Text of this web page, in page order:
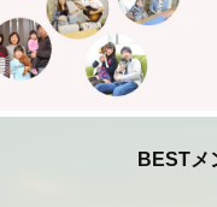
BESTメ